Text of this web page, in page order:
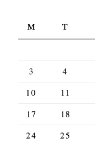
M
T
3
4
10
11
17
18
24
25